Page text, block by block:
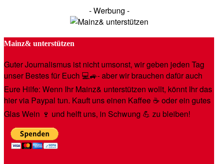
- Werbung -
Mainz& unterstützen
Guter Journalismus ist nicht umsonst, wir geben jeden Tag
unser Bestes für Euch 💻🚙- aber wir brauchen dafür auch
Eure Hilfe: Wenn Ihr Mainz& unterstützen wollt, könnt Ihr das
hier via Paypal tun. Kauft uns einen Kaffee ☕️ oder ein gutes
Glas Wein 🍷 und helft uns, in Schwung 💪 zu bleiben!